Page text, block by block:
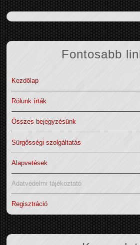
Fontosabb
Kezdőlap
Rólunk írták
Összes bejegyzésünk
Sürgősségi szolgáltatás
Alapvetések
Adatvédelmi tájékoztató
Regisztráció